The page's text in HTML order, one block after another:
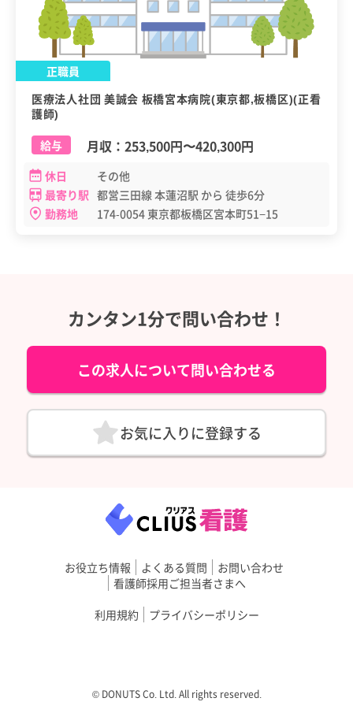
正職員
医療法人社団 美誠会 板橋宮本病院(東京都,板橋区)(正看
護師)
給与
月収： 253,500円〜420,300円
休日
その他
最寄り駅 都営三田線 本蓮沼駅 から 徒歩6分
勤務地
174-0054 東京都板橋区宮本町51−15
カンタン1分で問い合わせ！
この求人について問い合わせる
お気に入りに登録する
お役立ち情報 よくある質問
お問い合わせ
看護師採用ご担当者さまへ
利用規約
プライバシーポリシー
©︎ DONUTS Co. Ltd. All rights reserved.